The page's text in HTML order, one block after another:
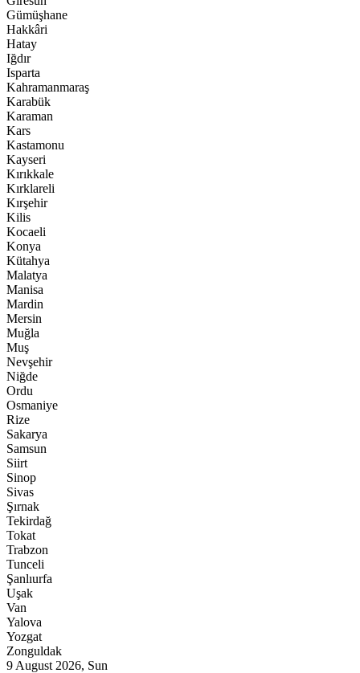
Gümüşhane
Hakkâri
Hatay
Iğdır
Isparta
Kahramanmaraş
Karabük
Karaman
Kars
Kastamonu
Kayseri
Kırıkkale
Kırklareli
Kırşehir
Kilis
Kocaeli
Konya
Kütahya
Malatya
Manisa
Mardin
Mersin
Muğla
Muş
Nevşehir
Niğde
Ordu
Osmaniye
Rize
Sakarya
Samsun
Siirt
Sinop
Sivas
Şırnak
Tekirdağ
Tokat
Trabzon
Tunceli
Şanlıurfa
Uşak
Van
Yalova
Yozgat
Zonguldak
9 August 2026, Sun